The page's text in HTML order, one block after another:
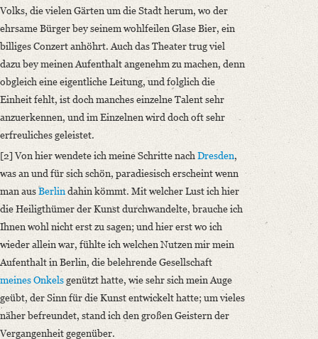
Volks, die vielen Gärten um die Stadt herum, wo der
ehrsame Bürger bey seinem wohlfeilen Glase Bier, ein
billiges Conzert anhöhrt. Auch das Theater trug viel
dazu bey meinen Aufenthalt angenehm zu machen, denn
obgleich eine eigentliche Leitung, und folglich die
Einheit fehlt, ist doch manches einzelne Talent sehr
anzuerkennen, und im Einzelnen wird doch oft sehr
erfreuliches geleistet.
[2] Von hier wendete ich meine Schritte nachDresden,
was an und für sich schön, paradiesisch erscheint wenn
man ausBerlindahin kömmt. Mit welcher Lust ich hier
die Heiligthümer der Kunst durchwandelte, brauche ich
Ihnen wohl nicht erst zu sagen; und hier erst wo ich
wieder allein war, fühlte ich welchen Nutzen mir mein
Aufenthalt in Berlin, die belehrende Gesellschaft
meines Onkelsgenützt hatte, wie sehr sich mein Auge
geübt, der Sinn für die Kunst entwickelt hatte; um vieles
näher befreundet, stand ich den großen Geistern der
Vergangenheit gegenüber.